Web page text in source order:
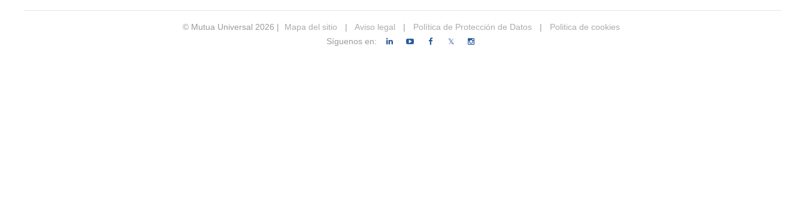
© Mutua Universal 2026 | Mapa del sitio | Aviso legal | Política de Protección de Datos |
Politica de cookies
Síguenos en:
𝕏